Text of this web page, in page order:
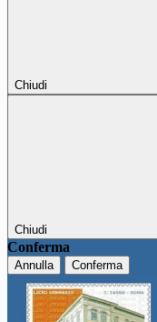
Chiudi
Chiudi
Conferma
Annulla Conferma